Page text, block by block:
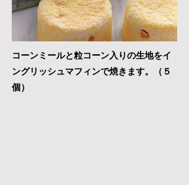
コーンミールと粒コーン入りの生地をイ
ングリッシュマフィンで焼きます。（５
個）